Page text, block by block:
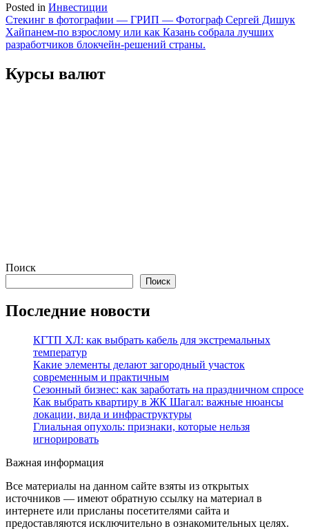
Posted in Инвестиции
Навигация
по
Стекинг в фотографии — ГРИП — Фотограф Сергей Дишук
Хайпанем-по взрослому или как Казань собрала лучших
разработчиков блокчейн-решений страны.
Курсы валют
Поиск
Поиск
Последние новости
КГТП ХЛ: как выбрать кабель для экстремальных
температур
Какие элементы делают загородный участок
современным и практичным
Сезонный бизнес: как заработать на праздничном спросе
Как выбрать квартиру в ЖК Шагал: важные нюансы
локации, вида и инфраструктуры
Глиальная опухоль: признаки, которые нельзя
игнорировать
Важная информация
Все материалы на данном сайте взяты из открытых
источников — имеют обратную ссылку на материал в
интернете или присланы посетителями сайта и
предоставляются исключительно в ознакомительных целях.